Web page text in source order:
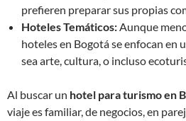
prefieren preparar sus propias
Hoteles Temáticos:Aunque
hoteles en Bogotá se enfocan en
sea arte, cultura, o incluso
Al buscar un hotel para turismo en
viaje es familiar, de negocios, en